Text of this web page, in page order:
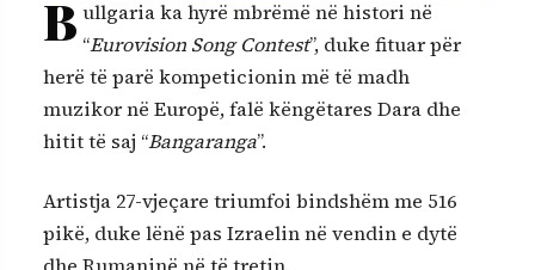
B ullgaria ka hyrë mbrëmë në histori në
“Eurovision Song Contest”, duke fituar për
herë të parë kompeticionin më të madh
muzikor në Europë, falë këngëtares Dara dhe
hitit të saj “Bangaranga”.
Artistja 27-vjeçare triumfoi bindshëm me 516
pikë, duke lënë pas Izraelin në vendin e dytë
dhe Rumaninë në të tretin.